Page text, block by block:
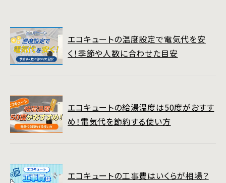
エコキュートの温度設定で電気代を安
く！季節や人数に合わせた目安
エコキュートの給湯温度は50度がおすす
め！電気代を節約する使い方
エコキュートの工事費はいくらが相場？